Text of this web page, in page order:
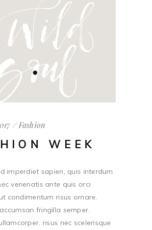
Fashion
WEEK
imperdiet sapien, quis interdum
venenatis ante quis orci
condimentum risus ornare.
fringilla semper.
risus nec scelerisque